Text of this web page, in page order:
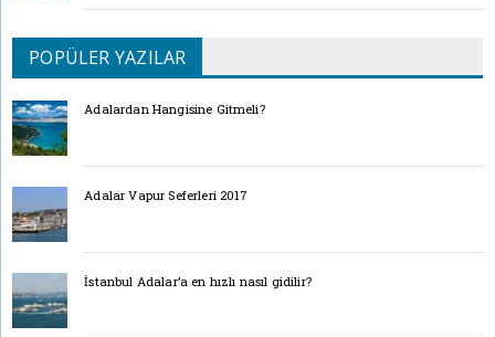
POPÜLER YAZILAR
Adalardan Hangisine Gitmeli?
Adalar Vapur Seferleri 2017
İstanbul Adalar’a en hızlı nasıl gidilir?